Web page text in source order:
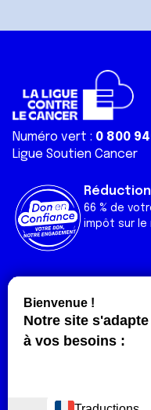
Numéro vert : 0 800
Ligue Soutien Cancer
66 % de
impôt sur le
Liens utiles
Nos actualités
Nos publications
Contact